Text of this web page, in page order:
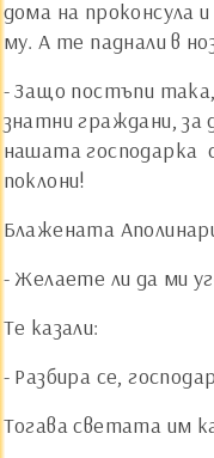
дома на проконсула
му. А те паднали в
- Защо постъпи
знатни граждани,
нашата господарка
поклони!
Блажената
- Желаете ли да ми
Те казали:
- Разбира се,
Тогава светата им